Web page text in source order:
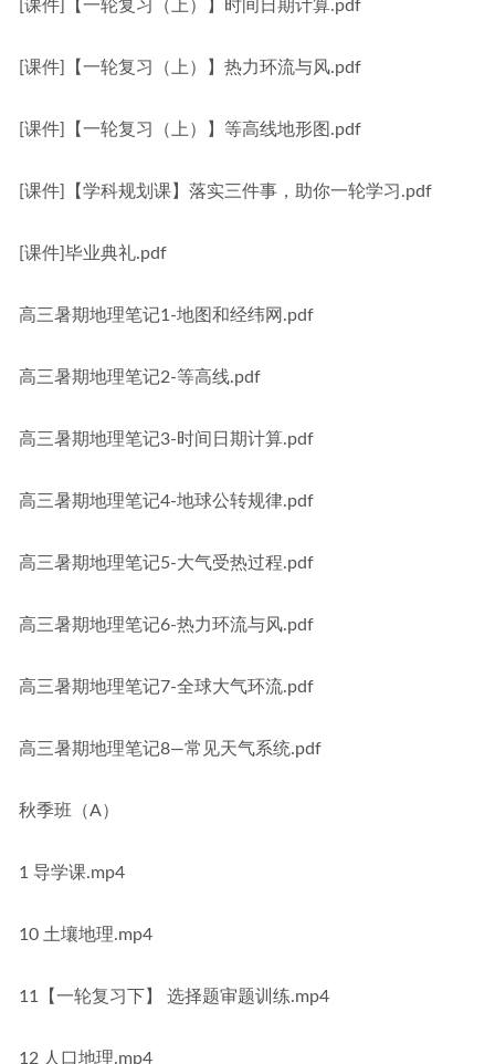
[课件]【一轮复习（上）】时间日期计算.pdf
[课件]【一轮复习（上）】热力环流与风.pdf
[课件]【一轮复习（上）】等高线地形图.pdf
[课件]【学科规划课】落实三件事，助你一轮学习.pdf
[课件]毕业典礼.pdf
高三暑期地理笔记1-地图和经纬网.pdf
高三暑期地理笔记2-等高线.pdf
高三暑期地理笔记3-时间日期计算.pdf
高三暑期地理笔记4-地球公转规律.pdf
高三暑期地理笔记5-大气受热过程.pdf
高三暑期地理笔记6-热力环流与风.pdf
高三暑期地理笔记7-全球大气环流.pdf
高三暑期地理笔记8—常见天气系统.pdf
秋季班（A）
1 导学课.mp4
10 土壤地理.mp4
11【一轮复习下】 选择题审题训练.mp4
12 人口地理.mp4